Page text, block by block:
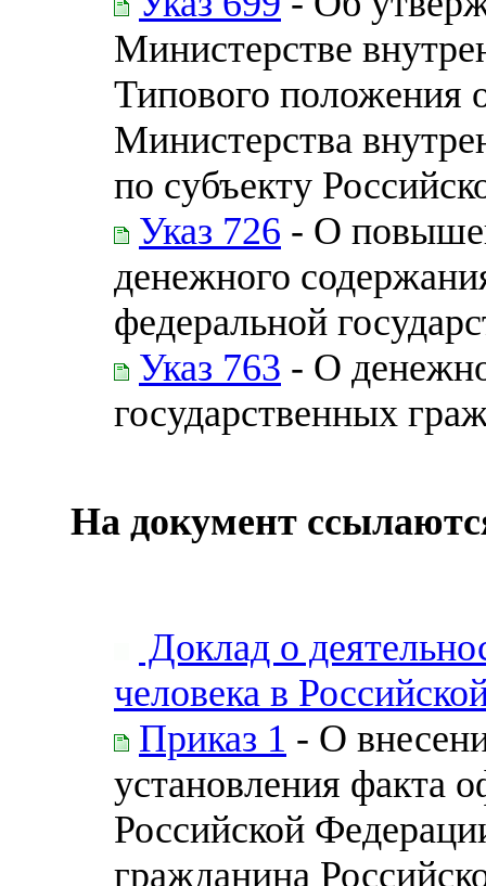
Министерстве
Типового положения
Министерства
по субъекту
Указ 726 - О
денежного
федеральной
Указ 763 - О
государственных
На документ
Доклад о
человека в
Приказ 1 - О
установления факта
Российской
гражданина